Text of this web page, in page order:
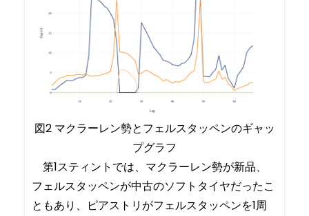
図2 マクラーレン勢とフェルスタッペンのギャッ
プグラフ
第1スティントでは、マクラーレン勢が新品、
フェルスタッペンが中古のソフトタイヤだったこ
ともあり、ピアストリがフェルスタッペンを1周